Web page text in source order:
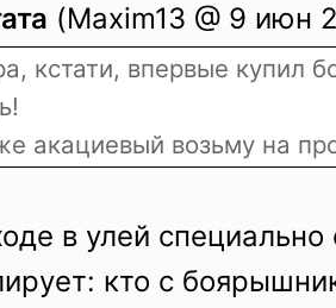
(Maxim13 @ 9 июн
кстати, впервые купил
акациевый возьму на
в улей
кто с